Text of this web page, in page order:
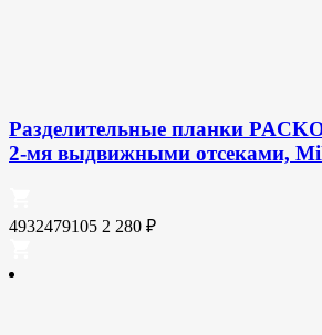
Разделительные планки
2-мя выдвижными отсеками,
4932479105 2 280 ₽